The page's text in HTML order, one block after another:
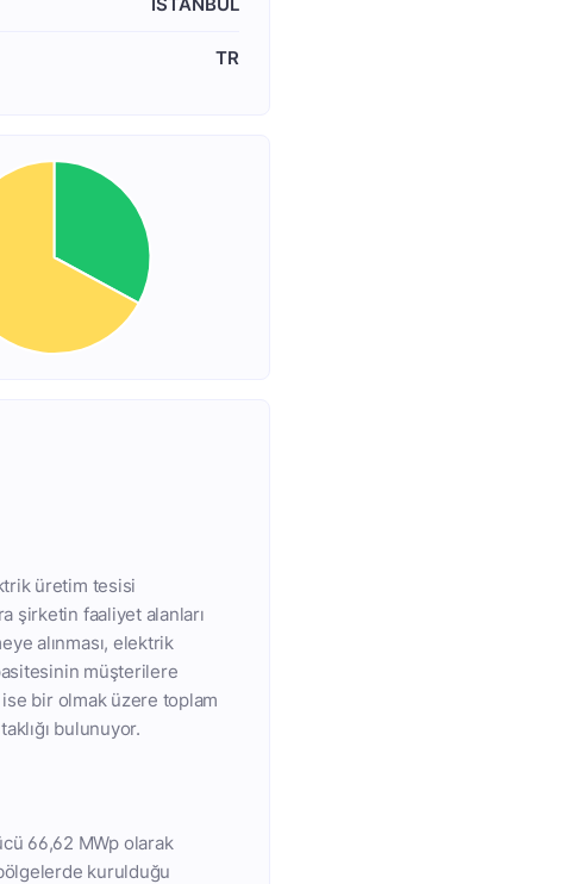
TR
üretim tesisi
şirketin faaliyet alanları
alınması, elektrik
müşterilere
ise bir olmak üzere toplam
bulunuyor.
66,62 MWp olarak
kurulduğu